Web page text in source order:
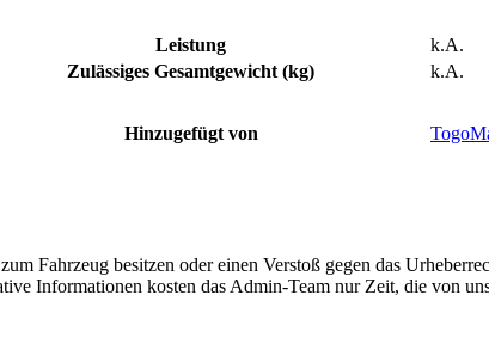
Leistung
k.A.
Zulässiges Gesamtgewicht (kg)
k.A.
Hinzugefügt von
Fahrzeug besitzen oder einen Verstoß gegen das
Informationen kosten das Admin-Team nur Zeit, die von